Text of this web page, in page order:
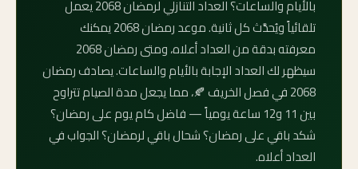
بالأيام والساعات؟ العداد التنازلي لرمضان 2068 يعمل
تلقائياً ويُحدَّث كل ثانية. موعد رمضان 2068 يمكنك
معرفته بدقة من العداد أعلاه، ومتى رمضان 2068
سيظهر لك العداد الإجابة بالأيام والساعات. يصادف رمضان
2068 في فصل الخريف 🍂، مما يجعل مدة الصيام تتراوح
بين 11 و12 ساعة يومياً — فاضل كام يوم على رمضان؟
شكد باقي على رمضان؟ شحال باقي لرمضان؟ الجواب في
العداد أعلاه.